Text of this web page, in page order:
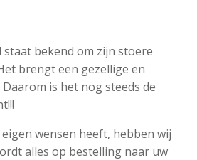
bekend om zijn stoere
brengt een gezellige en
is het nog steeds de
wensen heeft, hebben wij
alles op bestelling naar uw